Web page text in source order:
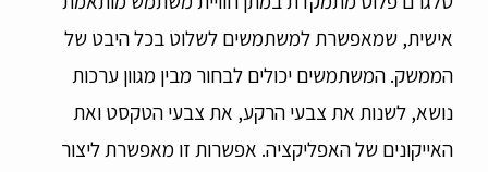
אישית, שמאפשרת למשתמשים לשלוט בכל היבט של
הממשק. המשתמשים יכולים לבחור מבין מגוון ערכות
נושא, לשנות את צבעי הרקע, את צבעי הטקסט ואת
האייקונים של האפליקציה. אפשרות זו מאפשרת ליצור